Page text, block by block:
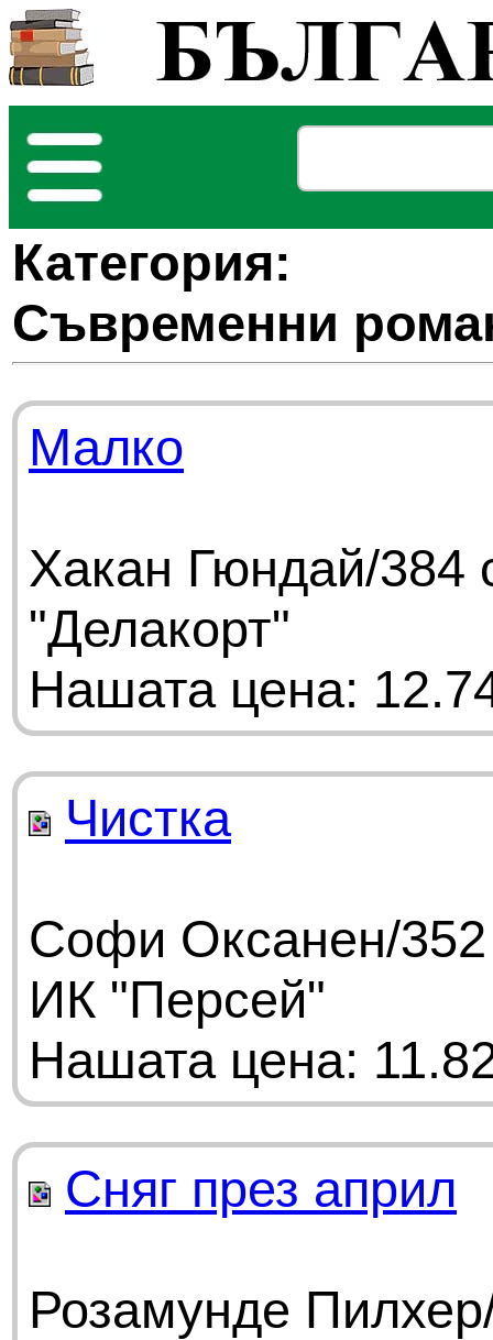
Категория:
Съвременни
Малко
Хакан Гюндай/384
"Делакорт"
Нашата цена:
Чистка
Софи Оксанен/
ИК "Персей"
Нашата цена:
Сняг през април
Розамунде